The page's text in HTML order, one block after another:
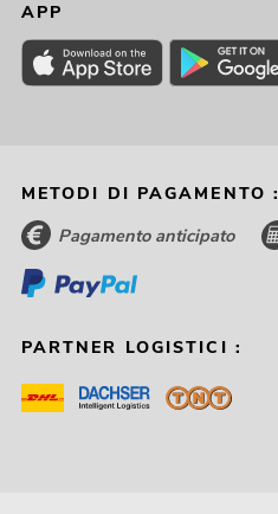
APP
METODI DI PAGAMENTO :
Pagamento anticipato
PARTNER LOGISTICI :